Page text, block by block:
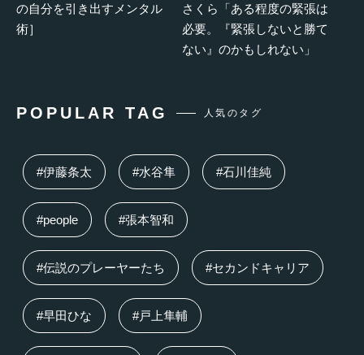
の自分を引き出すメンタル
術］
さくら「ある程度の緊張は
必要。『緊張しないと勝て
ない』のかもしれない」
POPULAR TAG 人気のタグ
#伊藤条太 #水谷隼 #石川佳純
#people #張本智和
#伝説のプレーヤーたち #セカンドキャリア
#早田ひな #戸上隼輔